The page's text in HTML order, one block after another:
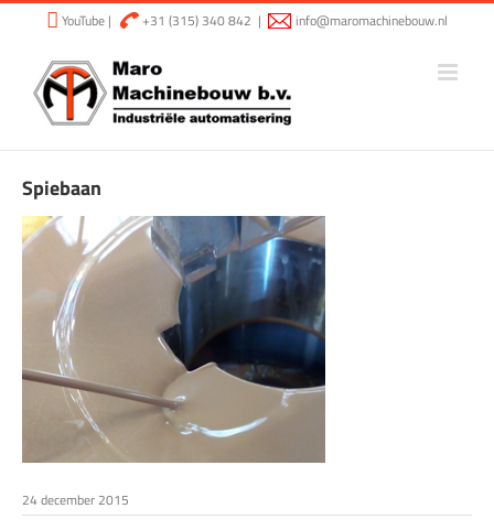
Ga
YouTube | +31 (315) 340 842 | info@maromachinebouw.nl
Spiebaan
24 december 2015